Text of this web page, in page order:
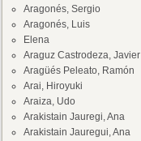
Aragonés, Sergio
Aragonés, Luis
Elena
Araguz Castrodeza, Javier
Aragüés Peleato, Ramón
Arai, Hiroyuki
Araiza, Udo
Arakistain Jauregi, Ana
Arakistain Jauregui, Ana